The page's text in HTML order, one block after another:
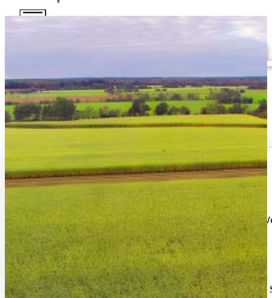
HERZLICH
bei der
Uwe Wulf GmbH
Wir sind ein Lohnunternehmen für Landwirte, Kommunen,
Unsere Kernregionen sindKreis Steinburg, Pinneberg und